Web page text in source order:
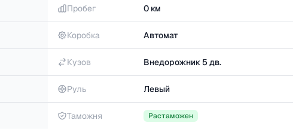
Пробег 0 км
Коробка Автомат
Кузов Внедорожник 5 дв.
Руль Левый
Таможня Растаможен